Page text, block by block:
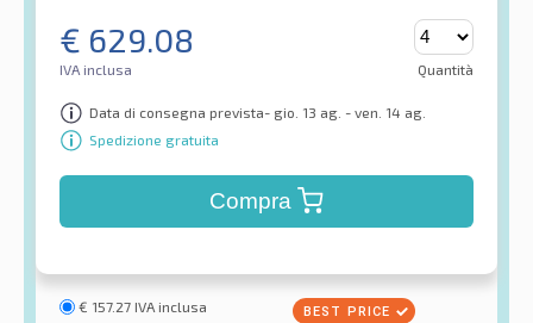
€ 629.08
IVA inclusa Quantità
Data di consegna prevista- gio. 13 ag. - ven. 14 ag.
Spedizione gratuita
Compra
€ 157.27 IVA inclusa